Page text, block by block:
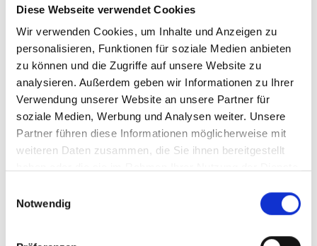
Diese Webseite verwendet Cookies
Wir verwenden Cookies, um Inhalte und Anzeigen zu
personalisieren, Funktionen für soziale Medien anbieten
zu können und die Zugriffe auf unsere Website zu
analysieren. Außerdem geben wir Informationen zu Ihrer
Verwendung unserer Website an unsere Partner für
soziale Medien, Werbung und Analysen weiter. Unsere
Partner führen diese Informationen möglicherweise mit
weiteren Daten zusammen, die Sie ihnen bereitgestellt
Notwendig
Ihr Partner für optimales
Sehen in Neuenrade
Als erster Ansprechpartner für das gute Sehen sind wir
anatomisch und ästhetisch perfekt auf Ihre
individuellen Wünsche und Bedürfnisse angepasste
Sehhilfe kümmern. Wir sind auch oft die Ersten, die